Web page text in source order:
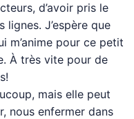
d’avoir pris le
J’espère que
m’anime pour ce petit
À très vite pour de
mais elle peut
nous enfermer dans